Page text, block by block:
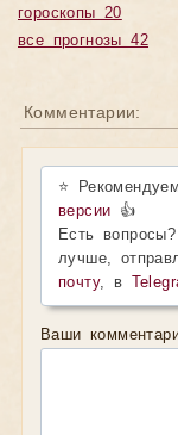
гороскопы 20
все прогнозы 42
Комментарии:
⭐
версии 👍
Есть
лучше,
почту, в
Ваши